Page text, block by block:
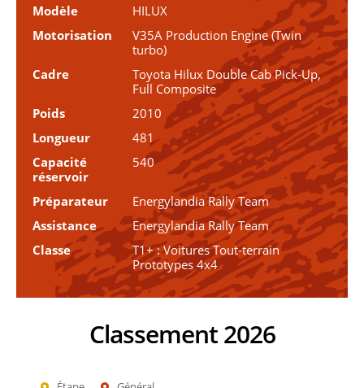
Modèle
HILUX
Motorisation
V35A Production Engine (Twin
turbo)
Cadre
Toyota Hilux Double Cab Pick-Up,
Full Composite
Poids
2010
Longueur
481
Capacité
réservoir
540
Préparateur
Energylandia Rally Team
Assistance
Energylandia Rally Team
Classe
T1+ : Voitures Tout-terrain
Prototypes 4x4
Classement 2026